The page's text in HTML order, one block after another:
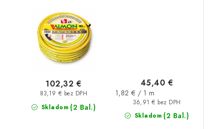
Skladom (2 Bal.)
83,19 € bez DPH
102,32 €
Skladom (2 Bal.)
36,91 € bez DPH
45,40 €
Jednotková
1,82 € / 1 m